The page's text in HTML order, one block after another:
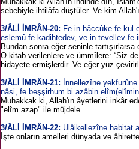
sebebiyle ihtilâfa düştüler. Ve kim
3/ÂLİ İMRÂN-20: Fe in hâccûke fe kul
eslemû fe kadihtedev, ve in tevellev fe
Bundan sonra eğer seninle
O kitab verilenlere ve ümmîlere: “Siz
hidayete ermişlerdir. Ve eğer yüz
3/ÂLİ İMRÂN-21: İnnellezîne
nâsi, fe beşşirhum bi azâbin
Muhakkak ki, Allah'ın âyetlerini inkâr
"elîm azap" ile müjdele.
3/ÂLİ İMRÂN-22: Ulâikellezîne habitat
İşte onların amelleri dünyada ve